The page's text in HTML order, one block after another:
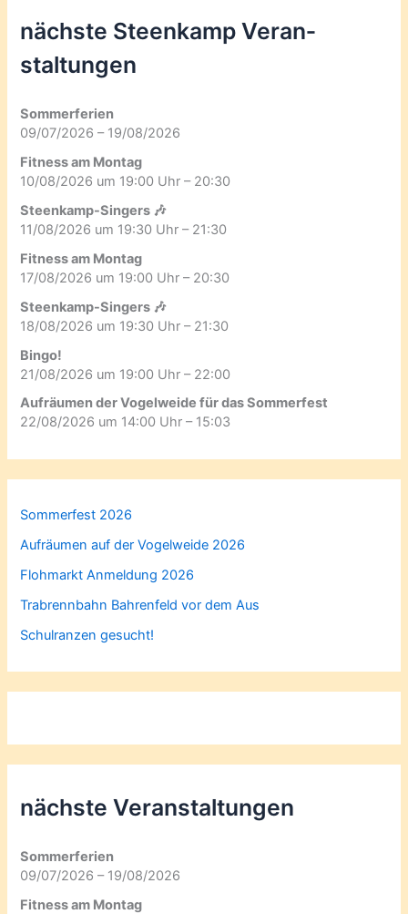
nächste Steenkamp Veran­
staltungen
Sommerferien
09/07/2026 – 19/08/2026
Fitness am Montag
10/08/2026 um 19:00 Uhr – 20:30
Steenkamp-Singers 🎶
11/08/2026 um 19:30 Uhr – 21:30
Fitness am Montag
17/08/2026 um 19:00 Uhr – 20:30
Steenkamp-Singers 🎶
18/08/2026 um 19:30 Uhr – 21:30
Bingo!
21/08/2026 um 19:00 Uhr – 22:00
Aufräumen der Vogelweide für das Sommerfest
22/08/2026 um 14:00 Uhr – 15:03
Sommerfest 2026
Aufräumen auf der Vogelweide 2026
Flohmarkt Anmeldung 2026
Trabrennbahn Bahrenfeld vor dem Aus
Schulranzen gesucht!
nächste Veranstaltungen
Sommerferien
09/07/2026 – 19/08/2026
Fitness am Montag